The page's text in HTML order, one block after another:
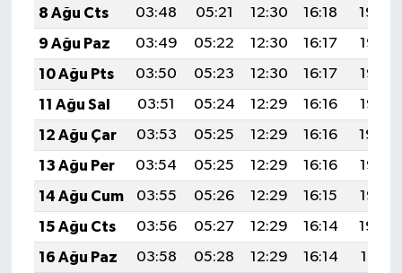
8 Ağu Cts
03:48 05:21 12:30 16:18
19:29
9 Ağu Paz
03:49 05:22 12:30 16:17
19:28
10 Ağu Pts
03:50 05:23 12:30 16:17
19:26
11 Ağu Sal
03:51 05:24 12:29 16:16
19:25
12 Ağu Çar
03:53 05:25 12:29 16:16
19:24
13 Ağu Per
03:54 05:25 12:29 16:16
19:23
14 Ağu Cum
03:55 05:26 12:29 16:15
19:22
15 Ağu Cts
03:56 05:27 12:29 16:14
19:20
16 Ağu Paz
03:58 05:28 12:29 16:14
19:19